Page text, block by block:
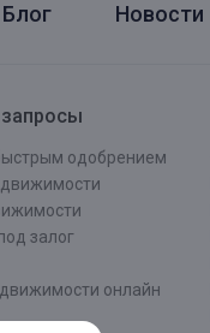
Блог Новости
одобрением
залог
онлайн